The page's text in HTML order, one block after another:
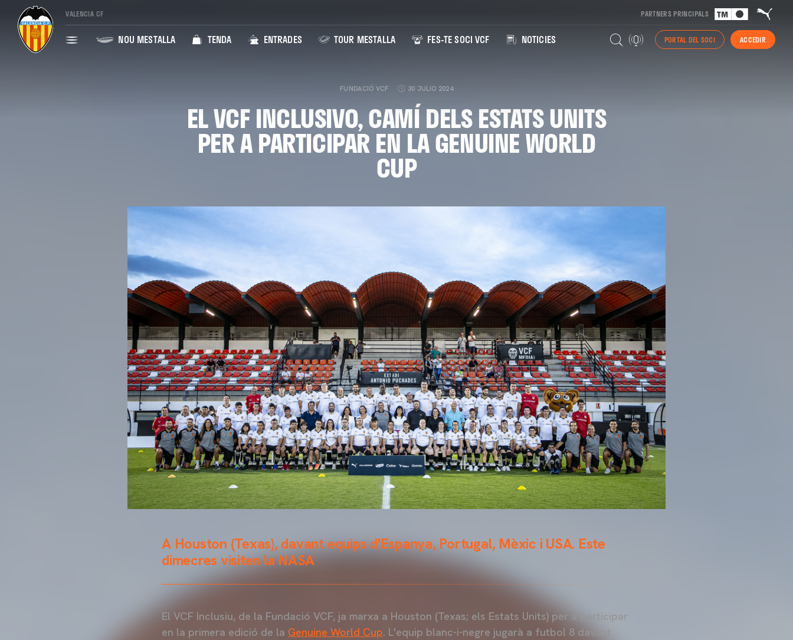
VALENCIA CF PARTNERS PRINCIPALS
NOU MESTALLA TENDA ENTRADES TOUR MESTALLA FES-TE SOCI VCF NOTICIES PORTAL DEL SOCI ACCEDIR
FUNDACIÓ VCF 30 JULIO 2024
EL VCF INCLUSIVO, CAMÍ DELS ESTATS UNITS
PER A PARTICIPAR EN LA GENUINE WORLD
CUP
A Houston (Texas), davant equips d'Espanya, Portugal, Mèxic i USA. Este
dimecres visiten la NASA
El VCF Inclusiu, de la Fundació VCF, ja marxa a Houston (Texas; els Estats Units) per a participar
en la primera edició de la Genuine World Cup. L'equip blanc-i-negre jugarà a futbol 8 davant